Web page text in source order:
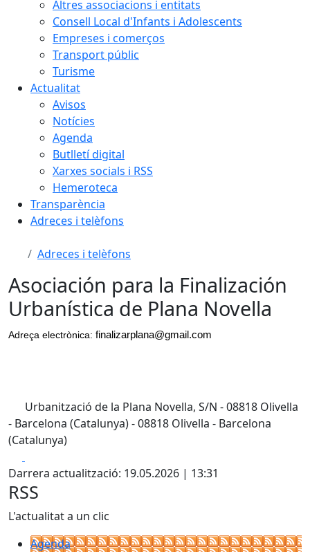
Altres associacions i entitats
Consell Local d'Infants i Adolescents
Empreses i comerços
Transport públic
Turisme
Actualitat
Avisos
Notícies
Agenda
Butlletí digital
Xarxes socials i RSS
Hemeroteca
Transparència
Adreces i telèfons
Adreces i telèfons
Asociación para la Finalización
Urbanística de Plana Novella
Adreça electrònica: finalizarplana@gmail.com
Urbanització de la Plana Novella, S/N - 08818 Olivella
- Barcelona (Catalunya) - 08818 Olivella - Barcelona
(Catalunya)
+
−
Darrera actualització: 19.05.2026 | 13:31
RSS
L'actualitat a un clic
Agenda